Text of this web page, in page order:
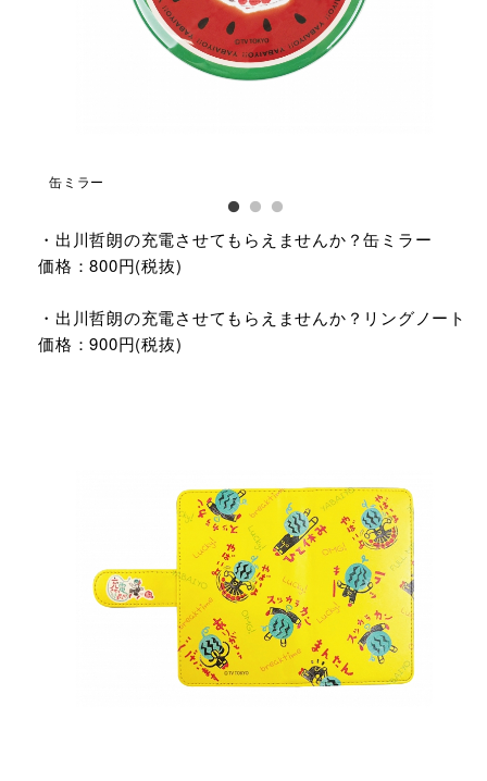
缶ミラー
・出川哲朗の充電させてもらえませんか？缶ミラー
価格：800円(税抜)
・出川哲朗の充電させてもらえませんか？リングノート
価格：900円(税抜)